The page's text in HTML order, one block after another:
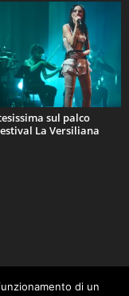
sul palco
La Versiliana
di un